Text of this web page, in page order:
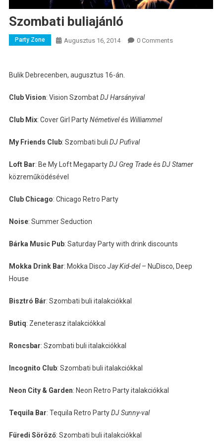
Szombati buliajánló
Party Zone Augusztus 16, 2014 0 Comments
Bulik Debrecenben, augusztus 16-án.
Club Vision: Vision SzombatDJ Harsányival
Club Mix: Cover Girl PartyNémetivelés Williammel
My Friends Club: Szombati buli DJ Pufival
Loft Bar: Be My Loft MegapartyDJ Greg Tradeés DJ Stamer
közreműködésével
Club Chicago: Chicago Retro Party
Noise: Summer Seduction
Bárka Music Pub: Saturday Party with drink discounts
Mokka Drink Bar: Mokka Disco Jay Kid-del– NuDisco, Deep
House
Bisztró Bár: Szombati buli italakciókkal
Butiq: Zeneterasz italakciókkal
Roncsbar: Szombati buli italakciókkal
Incognito Club: Szombati buli italakciókkal
Neon City & Garden: Neon Retro Party italakciókkal
Tequila Bar: Tequila Retro PartyDJ Sunny-val
Füredi Söröző: Szombati buli italakciókkal